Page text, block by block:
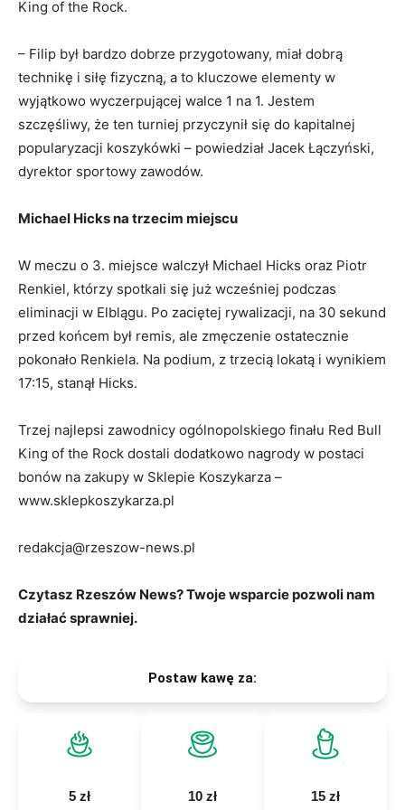
King of the Rock.
– Filip był bardzo dobrze przygotowany, miał dobrą
technikę i siłę fizyczną, a to kluczowe elementy w
wyjątkowo wyczerpującej walce 1 na 1. Jestem
szczęśliwy, że ten turniej przyczynił się do kapitalnej
popularyzacji koszykówki – powiedział Jacek Łączyński,
dyrektor sportowy zawodów.
Michael Hicks na trzecim miejscu
W meczu o 3. miejsce walczył Michael Hicks oraz Piotr
Renkiel, którzy spotkali się już wcześniej podczas
eliminacji w Elblągu. Po zaciętej rywalizacji, na 30 sekund
przed końcem był remis, ale zmęczenie ostatecznie
pokonało Renkiela. Na podium, z trzecią lokatą i wynikiem
17:15, stanął Hicks.
Trzej najlepsi zawodnicy ogólnopolskiego finału Red Bull
King of the Rock dostali dodatkowo nagrody w postaci
bonów na zakupy w Sklepie Koszykarza –
www.sklepkoszykarza.pl
redakcja@rzeszow-news.pl
Czytasz Rzeszów News? Twoje wsparcie pozwoli nam
działać sprawniej.
Postaw kawę za:
5 zł 10 zł 15 zł